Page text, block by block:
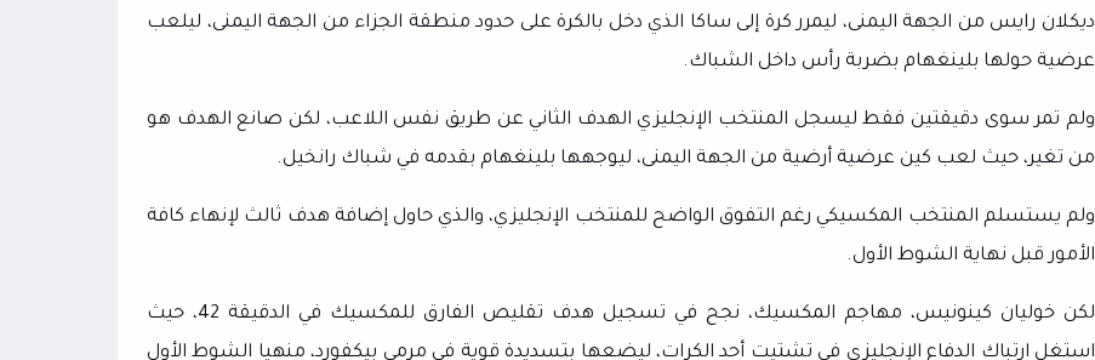
ديكلان رايس من الجهة اليمنى، ليمرر كرة إلى ساكا الذي دخل بالكرة على حدود منطقة الجزاء من الجهة اليمنى، ليلعب
عرضية حولها بلينغهام بضربة رأس داخل الشباك.
ولم تمر سوى دقيقتين فقط ليسجل المنتخب الإنجليزي الهدف الثاني عن طريق نفس اللاعب، لكن صانع الهدف هو
من تغير، حيث لعب كين عرضية أرضية من الجهة اليمنى، ليوجهها بلينغهام بقدمه في شباك رانخيل.
ولم يستسلم المنتخب المكسيكي رغم التفوق الواضح للمنتخب الإنجليزي، والذي حاول إضافة هدف ثالث لإنهاء كافة
الأمور قبل نهاية الشوط الأول.
لكن خوليان كينونيس، مهاجم المكسيك، نجح في تسجيل هدف تقليص الفارق للمكسيك في الدقيقة 42، حيث
استغل ارتباك الدفاع الإنجليزي في تشتيت أحد الكرات، ليضعها بتسديدة قوية في مرمى بيكفورد، منهيا الشوط الأول